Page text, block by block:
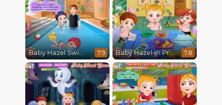
Baby Hazel Swimming 7.9 Baby Hazel in Preschool 7.8